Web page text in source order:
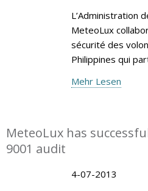
L’Administration
MeteoLux
sécurité des
Philippines qui
Mehr Lesen
MeteoLux has
9001 audit
4-07-2013